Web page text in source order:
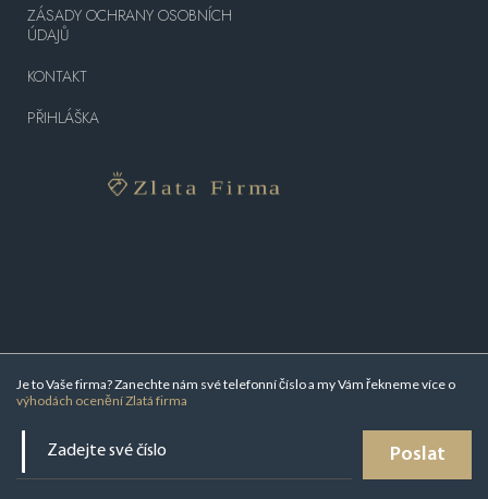
Je to Vaše firma? Zanechte nám své telefonní číslo a my Vám řekneme více o
výhodách ocenění Zlatá firma
Poslat
ZÁSADY OCHRANY OSOBNÍCH
ÚDAJŮ
KONTAKT
PŘIHLÁŠKA